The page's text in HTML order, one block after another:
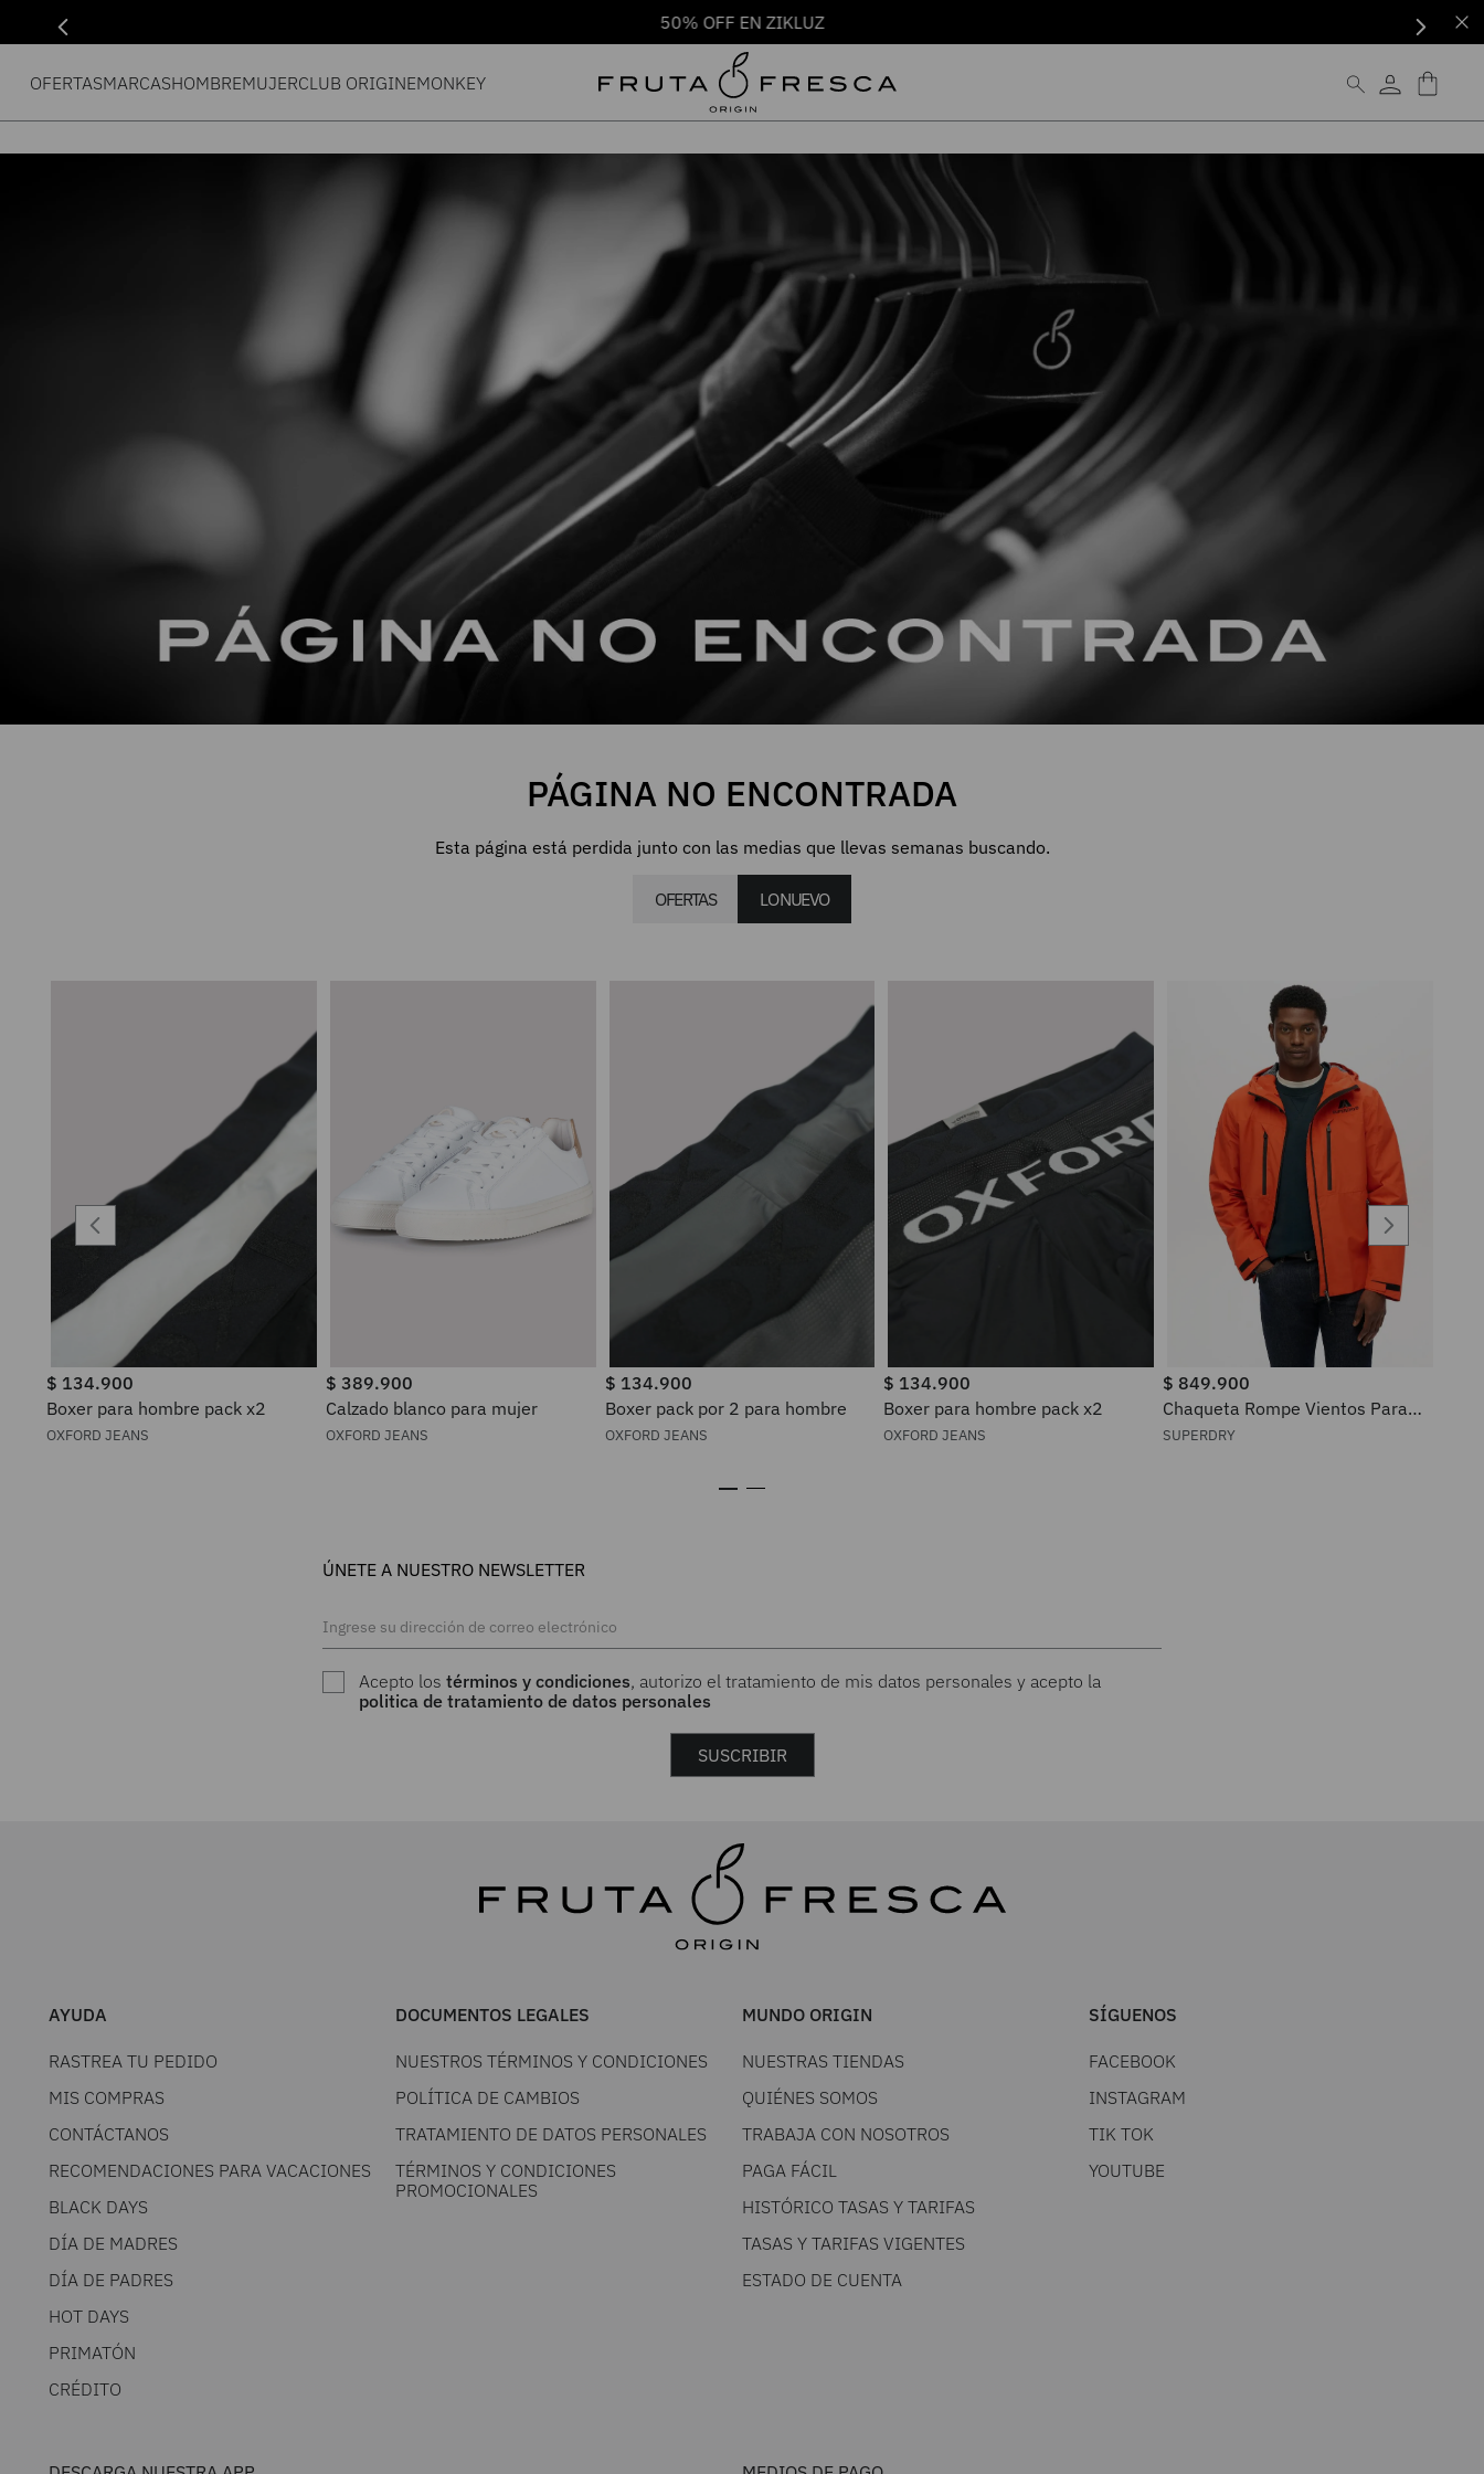
50% OFF EN ZIKLUZ
OFERTASMARCASHOMBREMUJERCLUB ORIGINEMONKEY
PÁGINA NO ENCONTRADA
Esta página está perdida junto con las medias que llevas semanas buscando.
OFERTAS LO NUEVO
$ 134.900
Boxer para hombre pack x2
OXFORD JEANS
$ 389.900
Calzado blanco para mujer
OXFORD JEANS
$ 134.900
Boxer pack por 2 para hombre
OXFORD JEANS
$ 134.900
Boxer para hombre pack x2
OXFORD JEANS
$ 849.900
Chaqueta Rompe Vientos Para
Hombre Waterproof Superdry
SUPERDRY
ÚNETE A NUESTRO NEWSLETTER
Acepto lostérminos y condiciones, autorizo el tratamiento de mis datos personales y acepto la
politica de tratamiento de datos personales
SUSCRIBIR
AYUDA
RASTREA TU PEDIDO
MIS COMPRAS
CONTÁCTANOS
RECOMENDACIONES PARA VACACIONES
BLACK DAYS
DÍA DE MADRES
DÍA DE PADRES
HOT DAYS
PRIMATÓN
CRÉDITO
DOCUMENTOS LEGALES
NUESTROS TÉRMINOS Y CONDICIONES
POLÍTICA DE CAMBIOS
TRATAMIENTO DE DATOS PERSONALES
TÉRMINOS Y CONDICIONES
PROMOCIONALES
MUNDO ORIGIN
NUESTRAS TIENDAS
QUIÉNES SOMOS
TRABAJA CON NOSOTROS
PAGA FÁCIL
HISTÓRICO TASAS Y TARIFAS
TASAS Y TARIFAS VIGENTES
ESTADO DE CUENTA
SÍGUENOS
FACEBOOK
INSTAGRAM
TIK TOK
YOUTUBE